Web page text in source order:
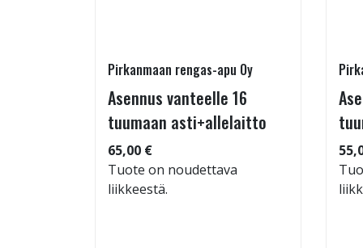
Pirkanmaan rengas-apu Oy
Asennus vanteelle 16
tuumaan asti+allelaitto
65,00 €
Tuote on noudettava
liikkeestä.